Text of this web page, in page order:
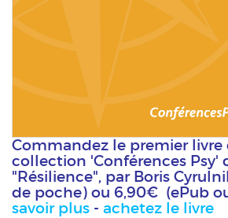
Commandez le premier livre
collection 'Conférences Psy'
"Résilience", par Boris
de poche) ou 6,90€ (ePub
savoir plus - achetez le livre